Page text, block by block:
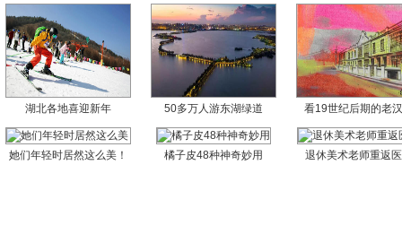
湖北各地喜迎新年 50多万人游东湖绿道 看19世纪后期的老
她们年轻时居然这么美！ 橘子皮48种神奇妙用 退休美术老师重返